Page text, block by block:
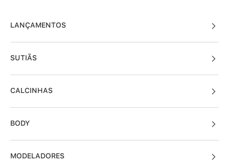
LANÇAMENTOS
SUTIÃS
CALCINHAS
BODY
MODELADORES